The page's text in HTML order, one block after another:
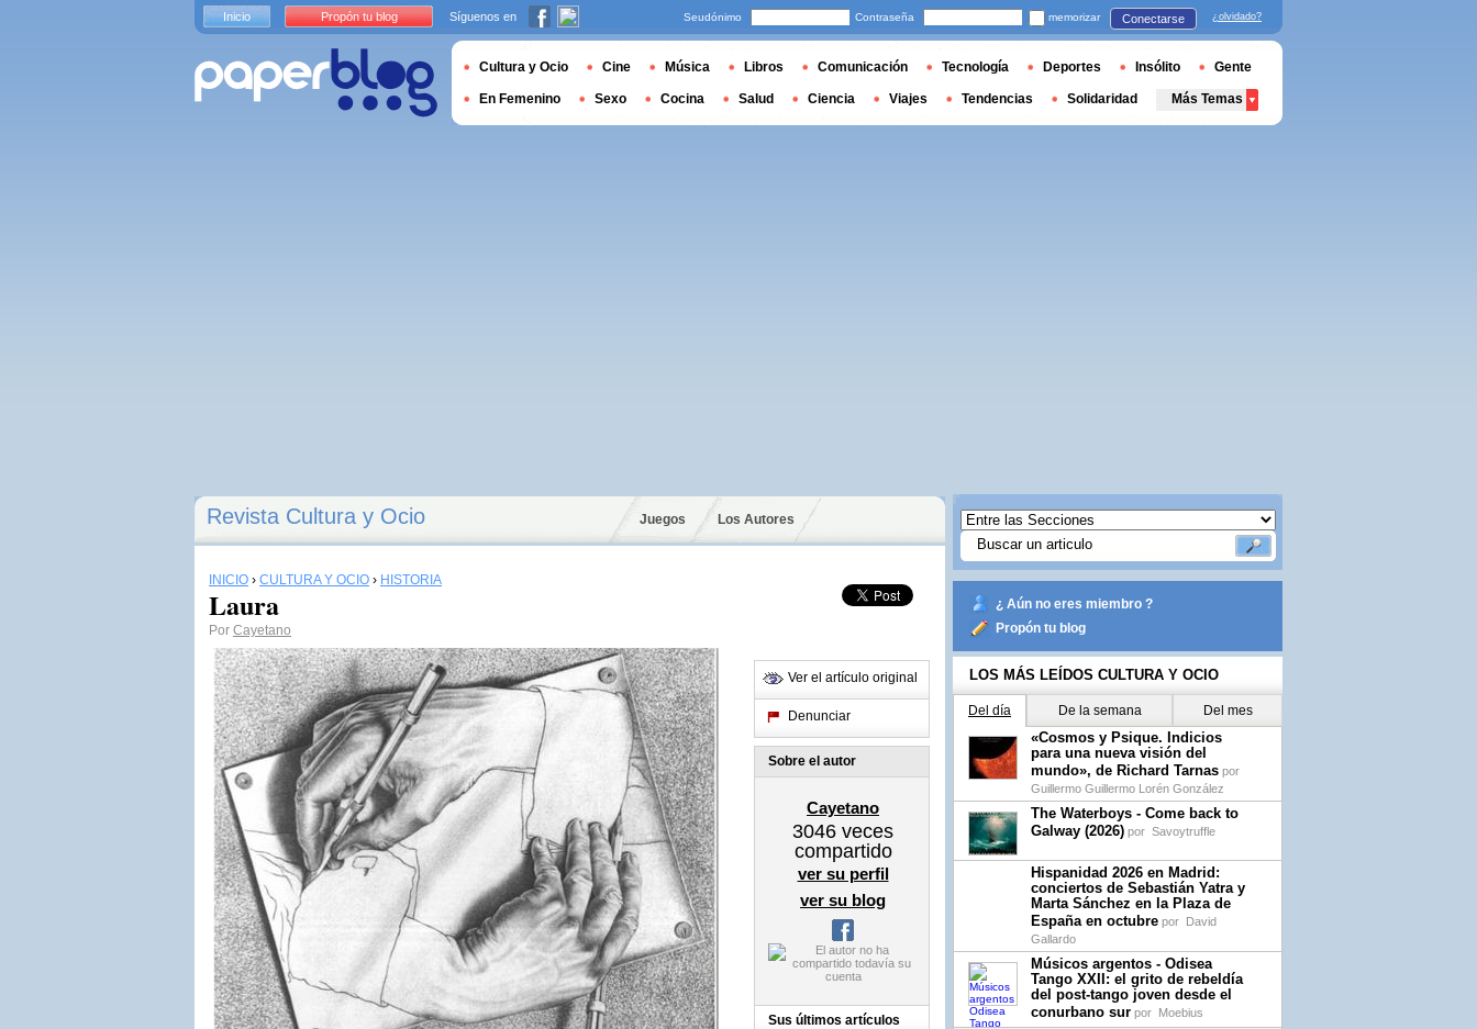
Revista Cultura y Ocio Juegos Los Autores
INICIO › CULTURA Y OCIO › HISTORIA
Laura
Por Cayetano
Ver el artículo original
Denunciar
Sobre el autor
Cayetano
3046 veces
compartido
ver su perfil
ver su blog
Sus últimos artículos
¿ Aún no eres miembro ?
Propón tu blog
LOS MÁS LEÍDOS CULTURA Y OCIO
Del día De la semana Del mes
«Cosmos y Psique. Indicios
para una nueva visión del
mundo», de Richard Tarnas por
Guillermo Guillermo Lorén González
The Waterboys - Come back to
Galway (2026) por Savoytruffle
Hispanidad 2026 en Madrid:
conciertos de Sebastián Yatra y
Marta Sánchez en la Plaza de
España en octubre por David
Gallardo
Músicos argentos - Odisea
Tango XXII: el grito de rebeldía
del post-tango joven desde el
conurbano sur por Moebius
Inicio Propón tu blog Síguenos en Seudónimo Contraseña memorizar Conectarse ¿olvidado?
Cultura y Ocio Cine Música Libros Comunicación Tecnología Deportes Insólito Gente
En Femenino Sexo Cocina Salud Ciencia Viajes Tendencias Solidaridad Más Temas